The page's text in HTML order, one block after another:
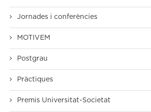
Jornades i conferències
MOTIVEM
Postgrau
Pràctiques
Premis Universitat-Societat